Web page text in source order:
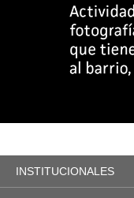
INSTITUCIONALES